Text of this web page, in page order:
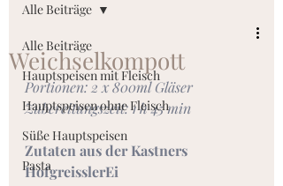
Alle Beiträge
Hauptspeisen mit Fleisch
Hauptspeisen ohne Fleisch
Süße Hauptspeisen
Pasta
Alle Beiträge
Weichselkompott
Portionen: 2 x 800ml Gläser
Zubereitungszeit: 1 h 45 min
Zutaten aus der Kastners
HofgreisslerEi